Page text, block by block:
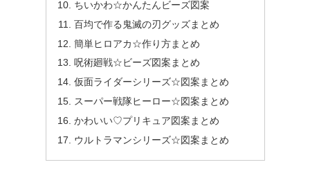
ちいかわ☆かんたんビーズ図案
百均で作る鬼滅の刃グッズまとめ
簡単ヒロアカ☆作り方まとめ
呪術廻戦☆ビーズ図案まとめ
仮面ライダーシリーズ☆図案まとめ
スーパー戦隊ヒーロー☆図案まとめ
かわいい♡プリキュア図案まとめ
ウルトラマンシリーズ☆図案まとめ